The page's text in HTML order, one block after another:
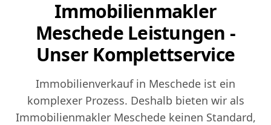
Immobilienmakler
Meschede Leistungen -
Unser Komplettservice
Immobilienverkauf in Meschede ist ein
komplexer Prozess. Deshalb bieten wir als
Immobilienmakler Meschede keinen Standard,